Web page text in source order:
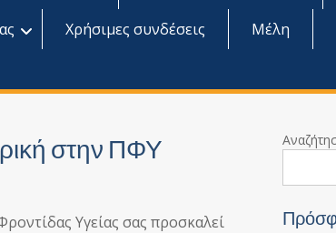
Χρήσιμες συνδέσεις Μέλη
στην ΠΦΥ
Υγείας σας προσκαλεί